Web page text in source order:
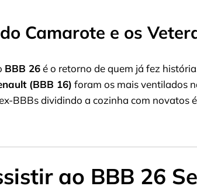
Camarote e os
BBB 26é o retorno de quem já fez
(BBB 16) foram os mais ventilados
BBBs dividindo a cozinha com novatos
ao BBB 26